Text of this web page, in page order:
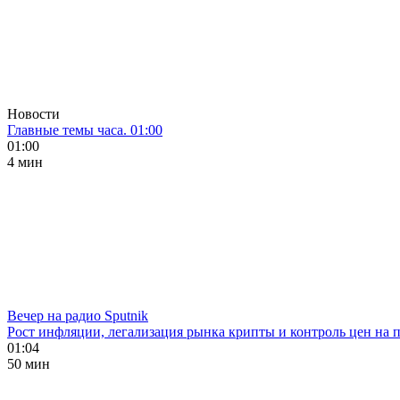
Новости
Главные темы часа. 01:00
01:00
4 мин
Вечер на радио Sputnik
Рост инфляции, легализация рынка крипты и контроль цен на
01:04
50 мин